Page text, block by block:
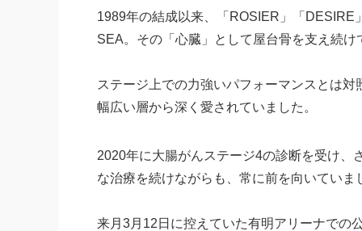
1989年の結成以来、「ROSIER」「
SEA。その「心臓」として屋台骨を支え続
ステージ上での力強いパフォーマンスとは
幅広い層から深く愛されていました。
2020年に大腸がんステージ4の診断を受け、
な治療を続けながらも、常に前を向いていま
来月3月12日に控えていた有明アリーナでの